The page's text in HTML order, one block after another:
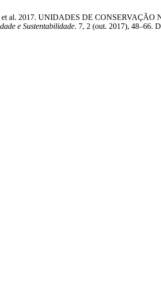
et al. 2017. UNIDADES DE
e Sustentabilidade. 7, 2 (out. 2017), 48–66.